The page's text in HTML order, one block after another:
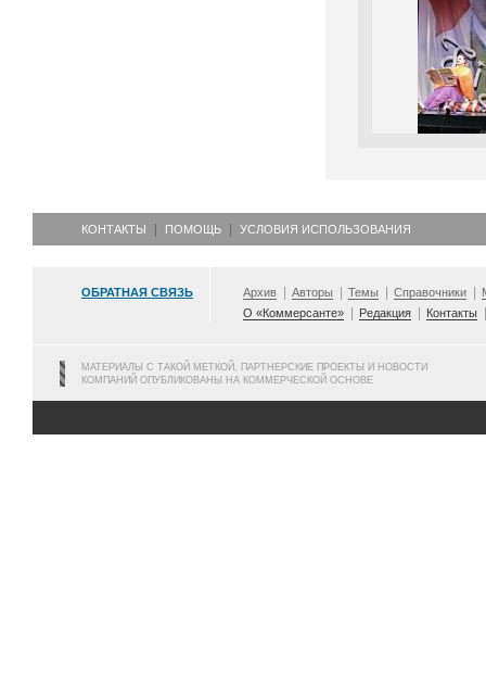
КОНТАКТЫ ПОМОЩЬ УСЛОВИЯ ИСПОЛЬЗОВАНИЯ
ОБРАТНАЯ СВЯЗЬ Архив Авторы Темы Справочники
О «Коммерсанте»
Редакция Контакты
МАТЕРИАЛЫ С ТАКОЙ МЕТКОЙ, ПАРТНЕРСКИЕ ПРОЕКТЫ И НОВОСТИ
КОМПАНИЙ ОПУБЛИКОВАНЫ НА КОММЕРЧЕСКОЙ ОСНОВЕ